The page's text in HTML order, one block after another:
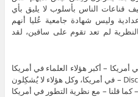
قناعات الناس بأسلوب لا يليق بأي
وليس شهادة جامعية عُليا أنهم
لم تعد تقوم على ساقين، لقد
– أكبر هؤلاء العلماء في أمريكا
-وأشهر معاهد هؤلاء – Discovery Institute – في أمريكا، وكل هؤلاء لا يُشكِلون
ولكم أن تتخيَّلوا أن 99,85 % – كما قلنا – مع نظرية التطور في أمريكا